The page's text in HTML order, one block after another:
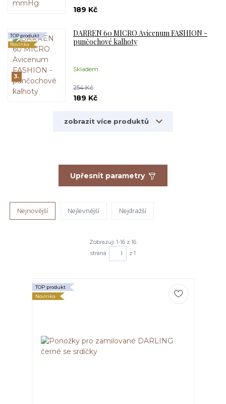
189 Kč
3.
DARREN 60 MICRO Avicenum FASHION -
punčochové kalhoty
Skladem
TOP produkt
Novinka
254 Kč
189 Kč
zobrazit více produktů
Upřesnit parametry
Nejnovější Nejlevnější Nejdražší
Zobrazuji 1-16 z 16
strana
z 1
TOP produkt
Novinka